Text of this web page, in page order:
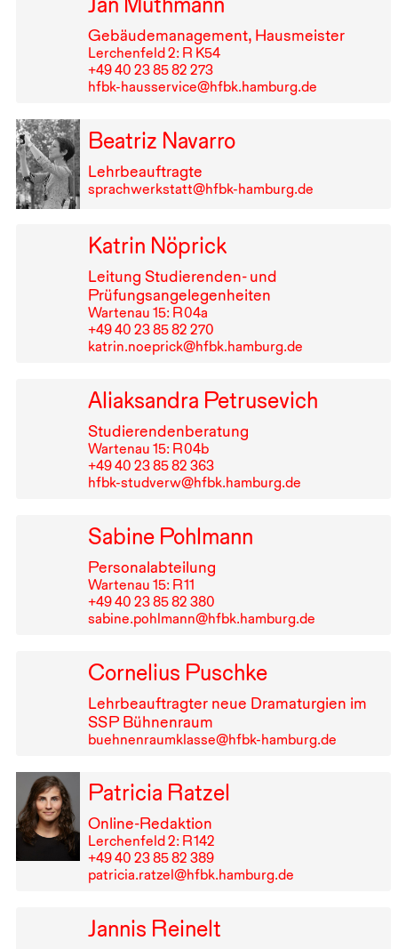
Gebäudemanagement, Hausmeister
Lerchenfeld 2: R K54
+49⁠ ⁠40⁠ ⁠23⁠ ⁠85⁠ ⁠82⁠ ⁠273
hfbk-hausservice@hfbk.hamburg.de
Beatriz Navarro
Lehrbeauftragte
sprachwerkstatt@hfbk-hamburg.de
Katrin Nöprick
Leitung Studierenden- und
Prüfungsangelegenheiten
Wartenau 15: R⁠ ⁠04a
+49⁠ ⁠40⁠ ⁠23⁠ ⁠85⁠ ⁠82⁠ ⁠270
katrin.noeprick@hfbk.hamburg.de
Aliaksandra Petrusevich
Studierendenberatung
Wartenau 15: R⁠ ⁠04b
+49⁠ ⁠40⁠ ⁠23⁠ ⁠85⁠ ⁠82⁠ ⁠363
hfbk-studverw@hfbk.hamburg.de
Sabine Pohlmann
Personalabteilung
Wartenau 15: R⁠ ⁠11
+49⁠ ⁠40⁠ ⁠23⁠ ⁠85⁠ ⁠82⁠ ⁠380
sabine.pohlmann@hfbk.hamburg.de
Cornelius Puschke
Lehrbeauftragter neue Dramaturgien im
SSP Bühnenraum
buehnenraumklasse@hfbk-hamburg.de
Patricia Ratzel
Online-Redaktion
Lerchenfeld 2: R⁠ ⁠142
+49⁠ ⁠40⁠ ⁠23⁠ ⁠85⁠ ⁠82⁠ ⁠389
patricia.ratzel@hfbk.hamburg.de
Jannis Reinelt